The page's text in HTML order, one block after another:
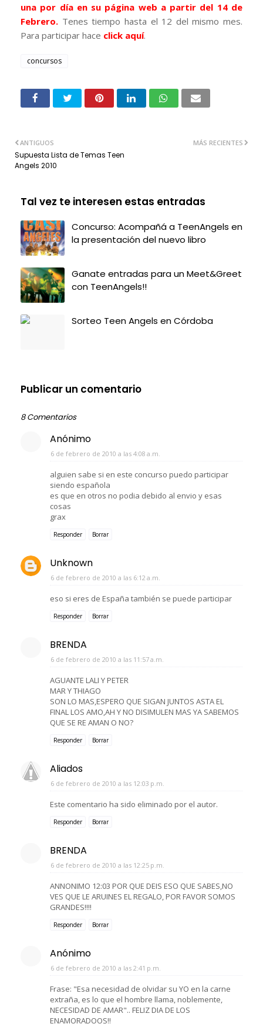
una por día en su página web a partir del 14 de
Febrero. Tenes tiempo hasta el 12 del mismo mes.
Para participar hace click aquí.
concursos
MÁS RECIENTES
ANTIGUOS
Supuesta Lista de Temas Teen
Angels 2010
Tal vez te interesen estas entradas
Concurso: Acompañá a TeenAngels en
la presentación del nuevo libro
Ganate entradas para un Meet&Greet
con TeenAngels!!
Sorteo Teen Angels en Córdoba
Publicar un comentario
8 Comentarios
Anónimo
6 de febrero de 2010 a las 4:08 a.m.
alguien sabe si en este concurso puedo participar
siendo española
es que en otros no podia debido al envio y esas
cosas
grax
Responder Borrar
Unknown
6 de febrero de 2010 a las 6:12 a.m.
eso si eres de España también se puede participar
Responder Borrar
BRENDA
6 de febrero de 2010 a las 11:57 a.m.
AGUANTE LALI Y PETER
MAR Y THIAGO
SON LO MAS,ESPERO QUE SIGAN JUNTOS ASTA EL
FINAL LOS AMO,AH Y NO DISIMULEN MAS YA SABEMOS
QUE SE RE AMAN O NO?
Responder Borrar
Aliados
6 de febrero de 2010 a las 12:03 p.m.
Este comentario ha sido eliminado por el autor.
Responder Borrar
BRENDA
6 de febrero de 2010 a las 12:25 p.m.
ANNONIMO 12:03 POR QUE DEIS ESO QUE SABES,NO
VES QUE LE ARUINES EL REGALO, POR FAVOR SOMOS
GRANDES!!!!
Responder Borrar
Anónimo
6 de febrero de 2010 a las 2:41 p.m.
Frase: "Esa necesidad de olvidar su YO en la carne
extraña, es lo que el hombre llama, noblemente,
NECESIDAD DE AMAR".. FELIZ DIA DE LOS
ENAMORADOOS!!